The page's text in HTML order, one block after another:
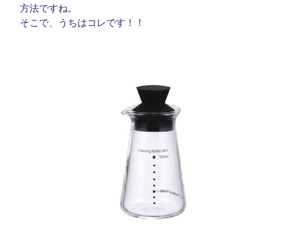
方法ですね。
そこで、うちはコレです！！